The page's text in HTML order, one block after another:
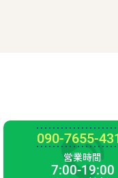
090-7655-
営業時間
7:00-19:00